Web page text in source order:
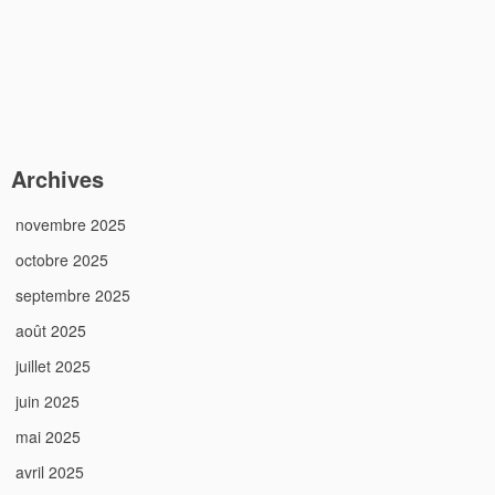
Archives
novembre 2025
octobre 2025
septembre 2025
août 2025
juillet 2025
juin 2025
mai 2025
avril 2025